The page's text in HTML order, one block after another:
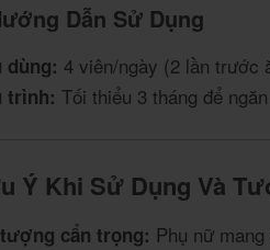
Dẫn Sử Dụng
dùng: 4 viên/ngày (2 lần trước
trình: Tối thiểu 3 tháng để
Ý Khi Sử Dụng Và
cẩn trọng: Phụ nữ